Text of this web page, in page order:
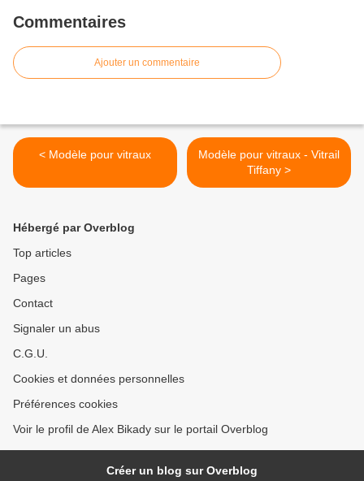
Commentaires
Ajouter un commentaire
< Modèle pour vitraux
Modèle pour vitraux - Vitrail
Tiffany >
Hébergé par Overblog
Top articles
Pages
Contact
Signaler un abus
C.G.U.
Cookies et données personnelles
Préférences cookies
Voir le profil de Alex Bikady sur le portail Overblog
Créer un blog sur Overblog